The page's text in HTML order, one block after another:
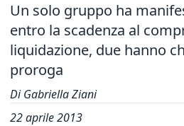
Un solo gruppo ha
entro la scadenza al
liquidazione, due hanno
proroga
Di Gabriella Ziani
22 aprile 2013